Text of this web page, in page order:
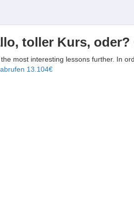
toller Kurs,
most interesting lessons further. In
13.104€